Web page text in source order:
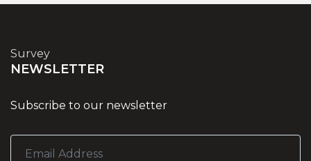
Survey
NEWSLETTER
Subscribe to our newsletter